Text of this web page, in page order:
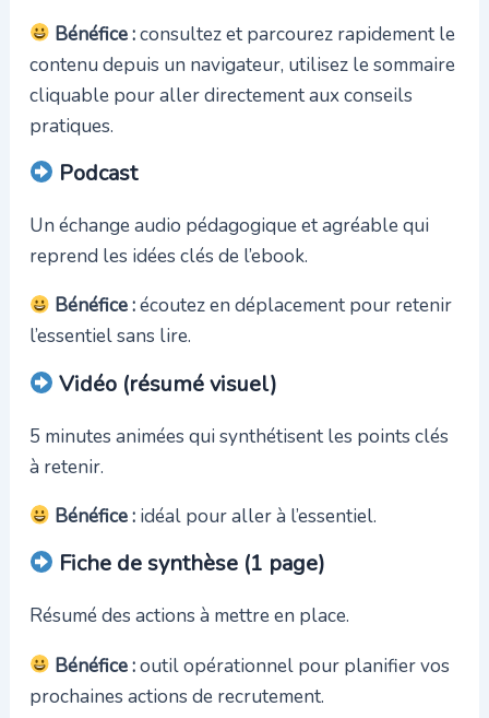
Bénéfice :consultez et parcourez rapidement le
contenu depuis un navigateur, utilisez le sommaire
cliquable pour aller directement aux conseils
pratiques.
Podcast
Un échange audio pédagogique et agréable qui
reprend les idées clés de l’ebook.
Bénéfice :écoutez en déplacement pour retenir
l’essentiel sans lire.
Vidéo (résumé visuel)
5 minutes animées qui synthétisent les points clés
à retenir.
Bénéfice : idéal pour aller à l’essentiel.
Fiche de synthèse (1 page)
Résumé des actions à mettre en place.
Bénéfice :outil opérationnel pour planifier vos
prochaines actions de recrutement.